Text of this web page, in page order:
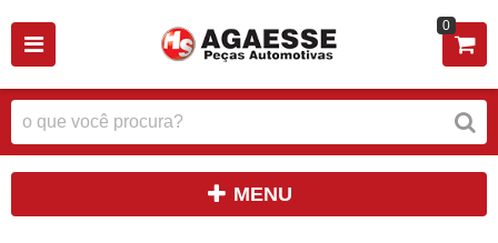
0
MENU